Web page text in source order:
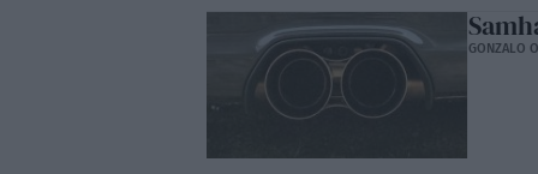
GONZALO